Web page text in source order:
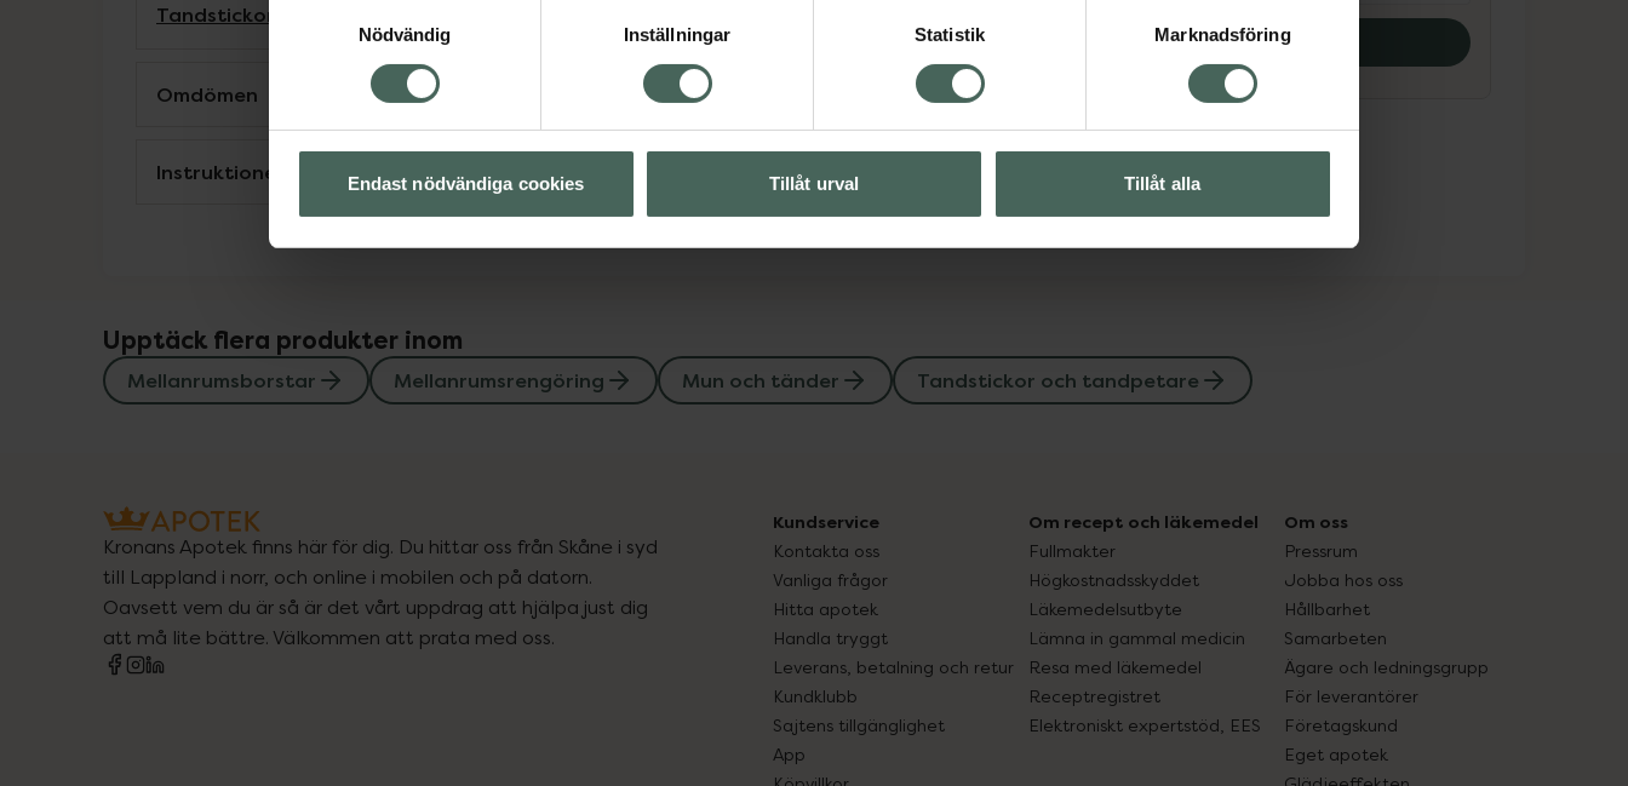
Nödvändig
Inställningar Statistik Marknadsföring
Endast nödvändiga cookies Tillåt urval Tillåt alla
89,80 kr Köp båda
Tandstickor och tandpetare
Omdömen Visa
Instruktioner
Upptäck flera produkter inom
Mellanrumsborstar Mellanrumsrengöring Mun och tänder Tandstickor och tandpetare
Kronans Apotek finns här för dig. Du hittar oss från Skåne i syd
till Lappland i norr, och online i mobilen och på datorn.
Oavsett vem du är så är det vårt uppdrag att hjälpa just dig
att må lite bättre. Välkommen att prata med oss.
Kundservice
Kontakta oss
Vanliga frågor
Hitta apotek
Handla tryggt
Leverans, betalning och retur
Kundklubb
Sajtens tillgänglighet
App
Om recept och läkemedel
Fullmakter
Högkostnadsskyddet
Läkemedelsutbyte
Lämna in gammal medicin
Resa med läkemedel
Receptregistret
Elektroniskt expertstöd, EES
Om oss
Pressrum
Jobba hos oss
Hållbarhet
Samarbeten
Ägare och ledningsgrupp
För leverantörer
Företagskund
Eget apotek